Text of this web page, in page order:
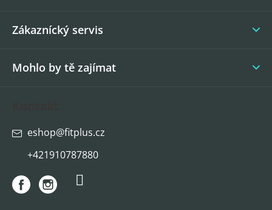
Zákaznícký servis
Mohlo by tě zajímat
eshop@fitplus.cz
+421910787880